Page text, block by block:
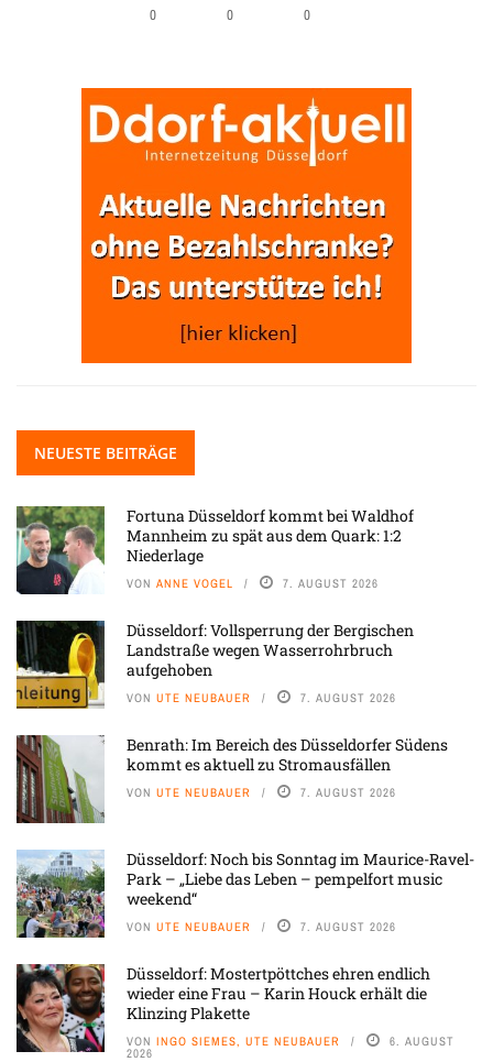
0 0 0
NEUESTE BEITRÄGE
Fortuna Düsseldorf kommt bei Waldhof
Mannheim zu spät aus dem Quark: 1:2
Niederlage
VON ANNE VOGEL 7. AUGUST 2026
Düsseldorf: Vollsperrung der Bergischen
Landstraße wegen Wasserrohrbruch
aufgehoben
VON UTE NEUBAUER 7. AUGUST 2026
Benrath: Im Bereich des Düsseldorfer Südens
kommt es aktuell zu Stromausfällen
VON UTE NEUBAUER 7. AUGUST 2026
Düsseldorf: Noch bis Sonntag im Maurice-Ravel-
Park – „Liebe das Leben – pempelfort music
weekend“
VON UTE NEUBAUER 7. AUGUST 2026
Düsseldorf: Mostertpöttches ehren endlich
wieder eine Frau – Karin Houck erhält die
Klinzing Plakette
VON INGO SIEMES, UTE NEUBAUER 6. AUGUST
2026